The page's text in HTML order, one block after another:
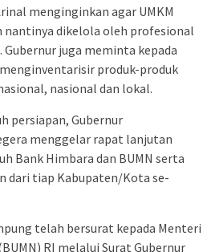
menginginkan agar UMKM
nantinya dikelola oleh profesional
juga meminta kepada
produk-produk
nasional dan lokal.
persiapan, Gubernur
menggelar rapat lanjutan
Bank Himbara dan BUMN serta
dari tiap Kabupaten/Kota se-
telah bersurat kepada Menteri
RI melalui Surat Gubernur